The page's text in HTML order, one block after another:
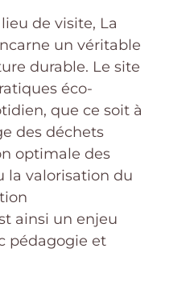
de visite, La
un véritable
durable. Le site
éco-
que ce soit à
des déchets
optimale des
la valorisation du
ainsi un enjeu
pédagogie et